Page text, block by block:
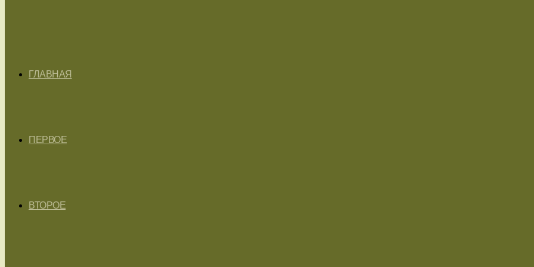
ГЛАВНАЯ
ПЕРВОЕ
ВТОРОЕ